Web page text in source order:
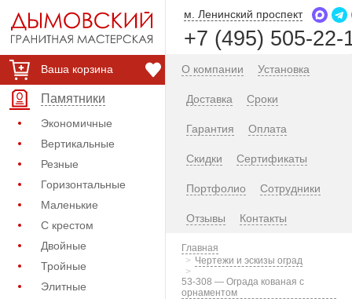
Ваша корзина
Памятники
Экономичные
Вертикальные
Резные
Горизонтальные
Маленькие
С крестом
Двойные
Тройные
Элитные
м. Ленинский проспект
+7 (495) 505-22-
О компании Установка
Доставка Сроки
Гарантия Оплата
Скидки Сертификаты
Портфолио Сотрудники
Отзывы Контакты
Главная
Чертежи и эскизы оград
53-308 — Ограда кованая с
орнаментом